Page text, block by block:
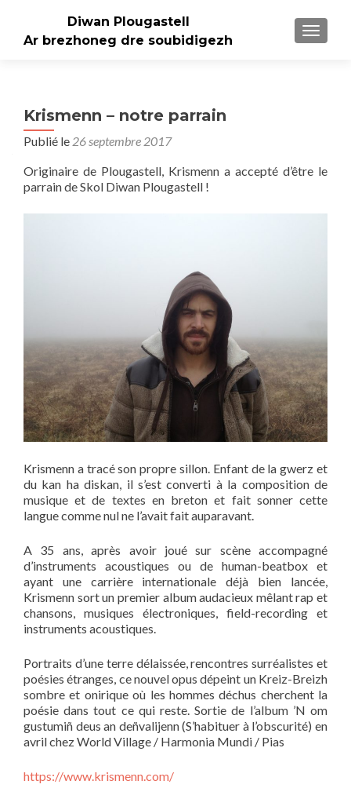
Diwan Plougastell
Ar brezhoneg dre soubidigezh
Krismenn – notre parrain
Publié le 26 septembre 2017
Originaire de Plougastell, Krismenn a accepté d’être le
parrain de Skol Diwan Plougastell !
Krismenn a tracé son propre sillon. Enfant de la gwerz et
du kan ha diskan, il s’est converti à la composition de
musique et de textes en breton et fait sonner cette
langue comme nul ne l’avait fait auparavant.
A 35 ans, après avoir joué sur scène accompagné
d’instruments acoustiques ou de human-beatbox et
ayant une carrière internationale déjà bien lancée,
Krismenn sort un premier album audacieux mêlant rap et
chansons, musiques électroniques, field-recording et
instruments acoustiques.
Portraits d’une terre délaissée, rencontres surréalistes et
poésies étranges, ce nouvel opus dépeint un Kreiz-Breizh
sombre et onirique où les hommes déchus cherchent la
poésie dans tout ce qui reste. Sortie de l’album ’N om
gustumiñ deus an deñvalijenn (S’habituer à l’obscurité) en
avril chez World Village / Harmonia Mundi / Pias
https://www.krismenn.com/